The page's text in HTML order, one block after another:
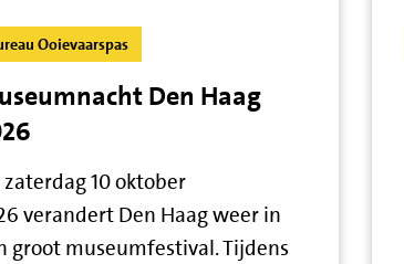
Ooievaarspas
Den Haag
zaterdag 10 oktober
verandert Den Haag weer in
groot museumfestival. Tijdens